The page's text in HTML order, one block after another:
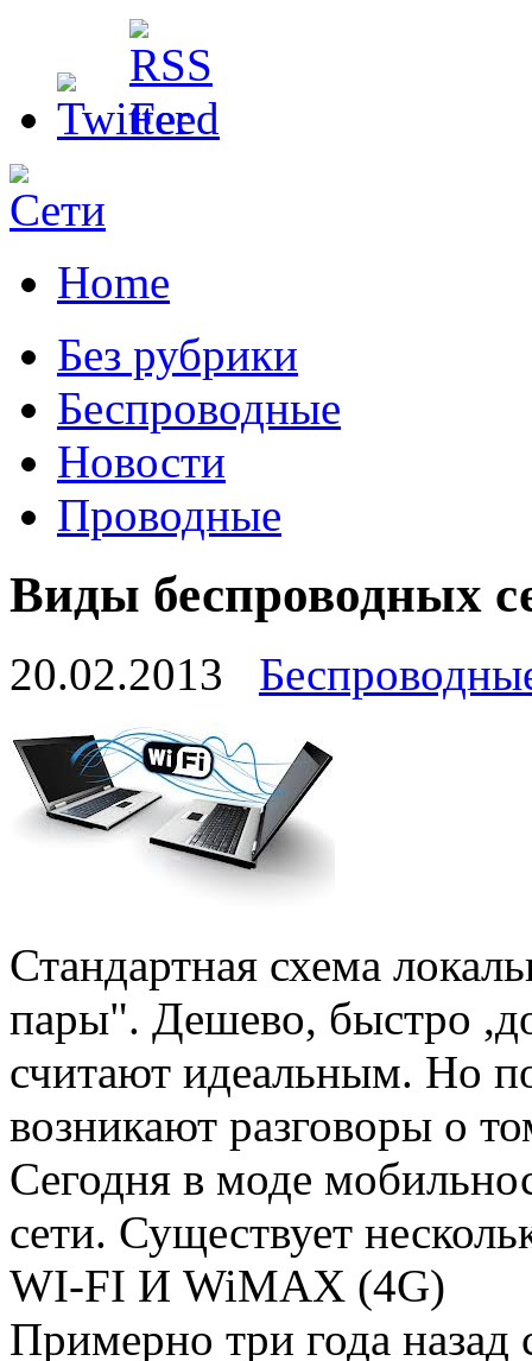
Home
Без рубрики
Беспроводные
Новости
Проводные
Виды беспроводных
20.02.2013
Стандартная схема
пары". Дешево, быстро
считают идеальным. Но
возникают разговоры о
Сегодня в моде
сети. Существует
WI-FI И WiMAX (4G)
Примерно три года назад